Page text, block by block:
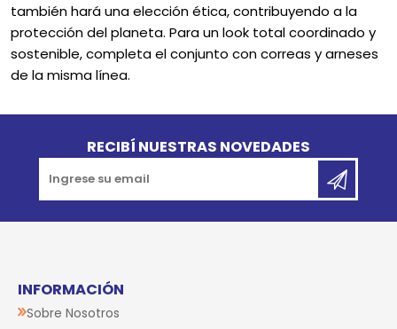
también hará una elección ética, contribuyendo a la
protección del planeta. Para un look total coordinado y
sostenible, completa el conjunto con correas y arneses
de la misma línea.
RECIBÍ NUESTRAS NOVEDADES
INFORMACIÓN
Sobre Nosotros